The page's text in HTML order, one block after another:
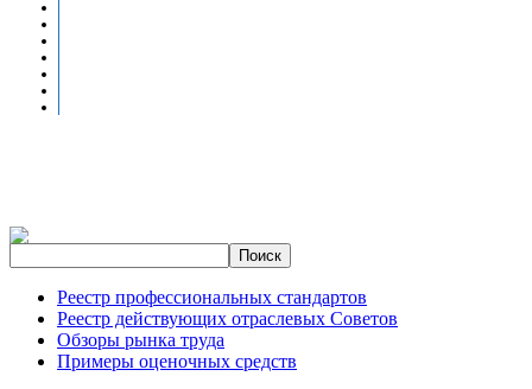
Реестр профессиональных стандартов
Реестр действующих отраслевых Советов
Обзоры рынка труда
Примеры оценочных средств